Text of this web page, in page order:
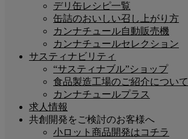
デリ缶レシピ一覧
缶詰のおいしい召し上がり方
カンナチュール自動販売機
カンナチュールセレクション
サスティナビリティ
“サスティナブル”ショップ
食品製造工場のご紹介について
カンナチュールプラス
求人情報
共創開発をご検討のお客様へ
小ロット商品開発はコチラ